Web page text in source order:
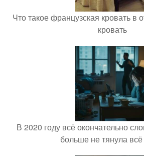
Что такое французская кровать в
кровать
В 2020 году всё окончательно
больше не тянула